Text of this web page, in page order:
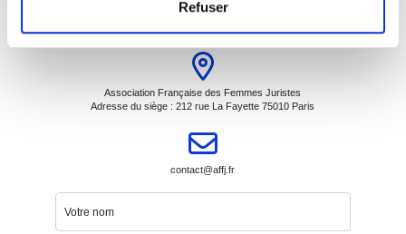
Refuser
Contact
Association Française des Femmes Juristes
Adresse du siège : 212 rue La Fayette 75010 Paris
contact@affj.fr
Votre nom